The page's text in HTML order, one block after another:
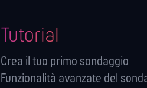
Tutorial
Crea il tuo primo sondaggio
Funzionalità avanzate del